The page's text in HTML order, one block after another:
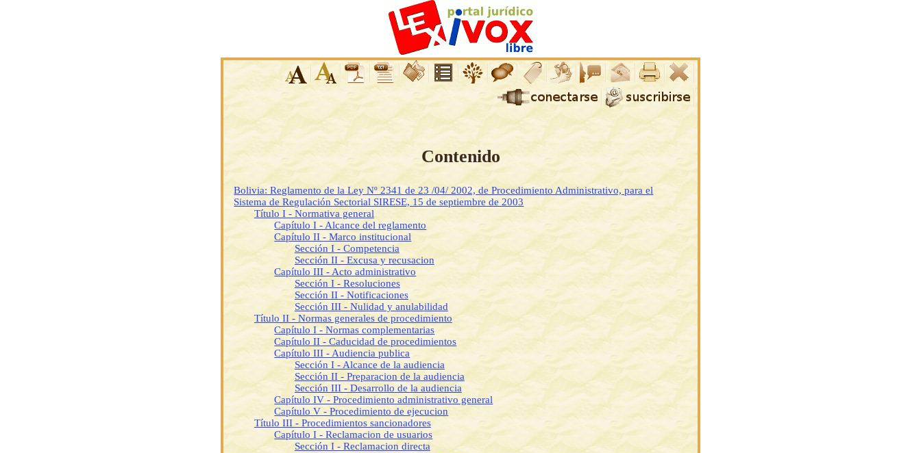
Contenido
Bolivia: Reglamento de la Ley Nº 2341 de 23 /04/ 2002, de Procedimiento Administrativo, para el
Sistema de Regulación Sectorial SIRESE, 15 de septiembre de 2003
Título I - Normativa general
Capítulo I - Alcance del reglamento
Capítulo II - Marco institucional
Sección I - Competencia
Sección II - Excusa y recusacion
Capítulo III - Acto administrativo
Sección I - Resoluciones
Sección II - Notificaciones
Sección III - Nulidad y anulabilidad
Título II - Normas generales de procedimiento
Capítulo I - Normas complementarias
Capítulo II - Caducidad de procedimientos
Capítulo III - Audiencia publica
Sección I - Alcance de la audiencia
Sección II - Preparacion de la audiencia
Sección III - Desarrollo de la audiencia
Capítulo IV - Procedimiento administrativo general
Capítulo V - Procedimiento de ejecucion
Título III - Procedimientos sancionadores
Capítulo I - Reclamacion de usuarios
Sección I - Reclamacion directa